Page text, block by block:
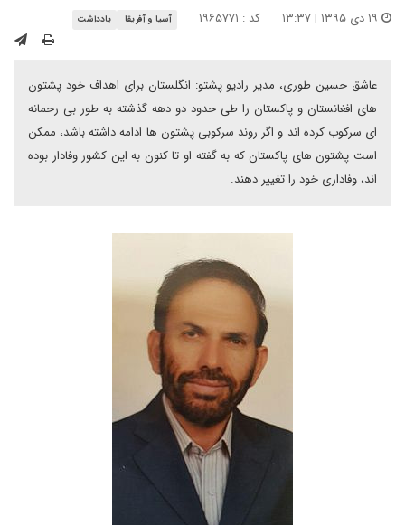
کد : ۱۹۶۵۷۷۱ آسیا و آفریقا یادداشت
عاشق حسین طوری، مدیر رادیو پشتو: انگلستان برای اهداف خود پشتون
های افغانستان و پاکستان را طی حدود دو دهه گذشته به طور بی رحمانه
ای سرکوب کرده اند و اگر روند سرکوبی پشتون ها ادامه داشته باشد، ممکن
است پشتون های پاکستان که به گفته او تا کنون به این کشور وفادار بوده
اند، وفاداری خود را تغییر دهند.